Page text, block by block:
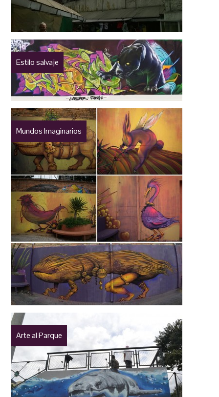
Estilo salvaje
Mundos Imaginarios
Arte al Parque